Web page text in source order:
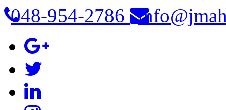
048-954-2786